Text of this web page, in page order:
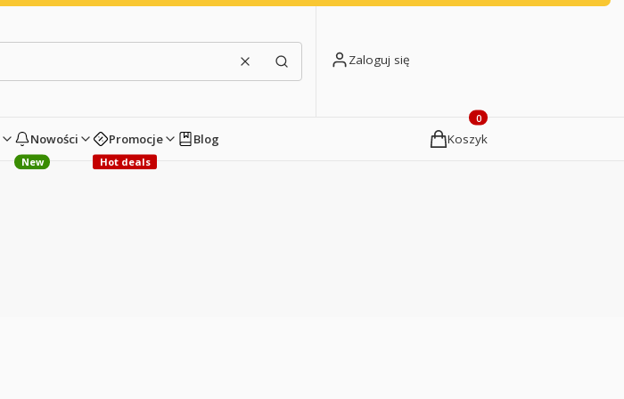
WyczyśćSzukaj
Zaloguj się
Nowości
New
Promocje
Hot deals
Blog
Produkty w koszyku: 0. Zobacz
Koszyk